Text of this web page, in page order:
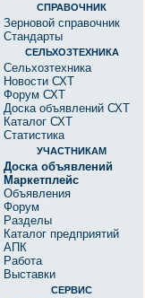
СПРАВОЧНИК
Зерновой справочник
Стандарты
СЕЛЬХОЗТЕХНИКА
Сельхозтехника
Новости СХТ
Форум СХТ
Доска объявлений СХТ
Каталог СХТ
Статистика
УЧАСТНИКАМ
Доска объявлений
Маркетплейс
Объявления
Форум
Разделы
Каталог предприятий
АПК
Работа
Выставки
СЕРВИС